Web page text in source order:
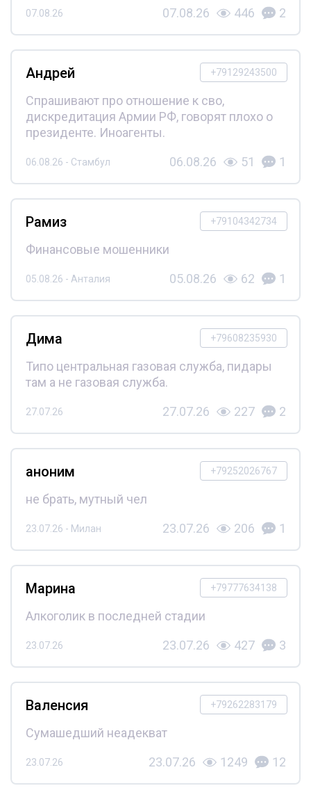
07.08.26 07.08.26 446 2
+79129243500
Андрей
Спрашивают про отношение к сво,
дискредитация Армии РФ, говорят плохо о
президенте. Иноагенты.
06.08.26 - Стамбул 06.08.26 51 1
+79104342734
Рамиз
Финансовые мошенники
05.08.26 - Анталия 05.08.26 62 1
+79608235930
Дима
Типо центральная газовая служба, пидары
там а не газовая служба.
27.07.26 27.07.26 227 2
+79252026767
аноним
не брать, мутный чел
23.07.26 - Милан 23.07.26 206 1
+79777634138
Марина
Алкоголик в последней стадии
23.07.26 23.07.26 427 3
+79262283179
Валенсия
Сумашедший неадекват
23.07.26 23.07.26 1249 12